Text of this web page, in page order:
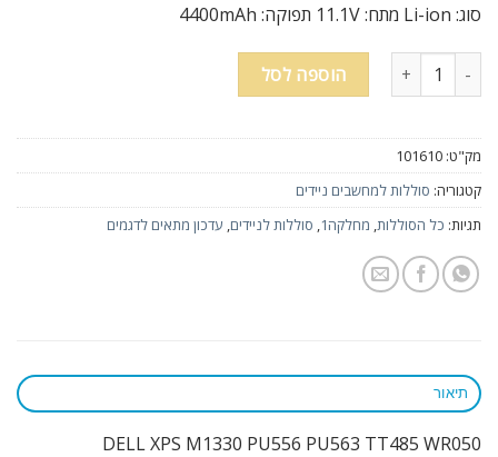
סוג: Li-ion מתח: 11.1V תפוקה: 4400mAh
כמות של סוללה מקורית 6 תאים למחשב נייד 1330 DELL XPS M1330הוספה לסל
מק"ט: 101610
קטגוריה: סוללות למחשבים ניידים
תגיות: כל הסוללות, מחלקה1 , סוללות לניידים, עדכון מתאים לדגמים
תיאור
DELL XPS M1330 PU556 PU563 TT485 WR050